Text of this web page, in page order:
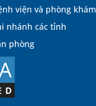
viện và phòng khám
nhánh các tỉnh
phòng